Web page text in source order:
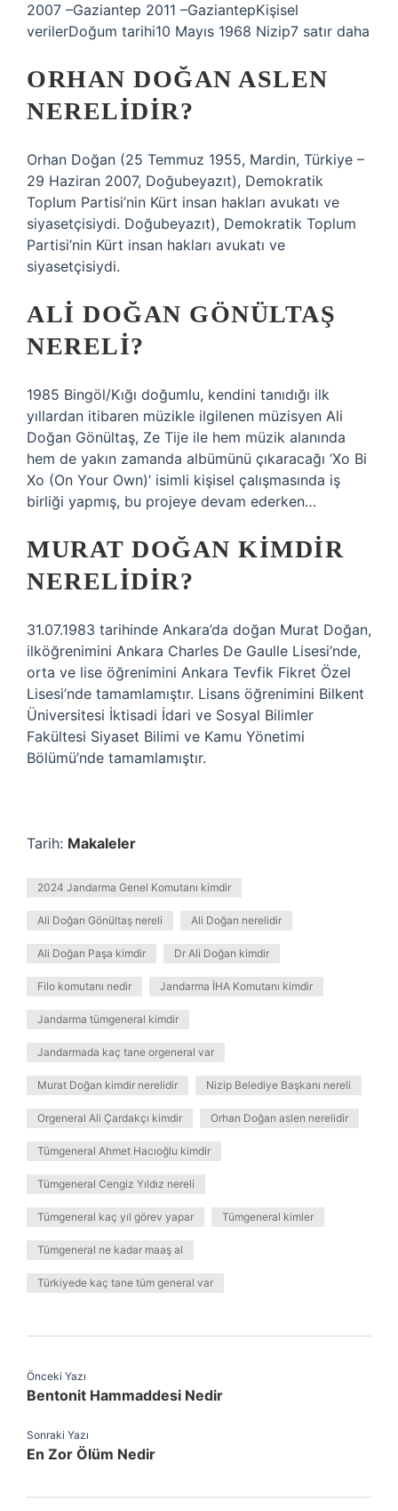
2007 –Gaziantep 2011 –GaziantepKişisel
verilerDoğum tarihi10 Mayıs 1968 Nizip7 satır daha
ORHAN DOĞAN ASLEN
NERELIDIR?
Orhan Doğan (25 Temmuz 1955, Mardin, Türkiye –
29 Haziran 2007, Doğubeyazıt), Demokratik
Toplum Partisi’nin Kürt insan hakları avukatı ve
siyasetçisiydi. Doğubeyazıt), Demokratik Toplum
Partisi’nin Kürt insan hakları avukatı ve
siyasetçisiydi.
ALI DOĞAN GÖNÜLTAŞ
NERELI?
1985 Bingöl/Kığı doğumlu, kendini tanıdığı ilk
yıllardan itibaren müzikle ilgilenen müzisyen Ali
Doğan Gönültaş, Ze Tije ile hem müzik alanında
hem de yakın zamanda albümünü çıkaracağı ‘Xo Bi
Xo (On ​​​​​​​​Your Own)’ isimli kişisel çalışmasında iş
birliği yapmış, bu projeye devam ederken…
MURAT DOĞAN KIMDIR
NERELIDIR?
31.07.1983 tarihinde Ankara’da doğan Murat Doğan,
ilköğrenimini Ankara Charles De Gaulle Lisesi’nde,
orta ve lise öğrenimini Ankara Tevfik Fikret Özel
Lisesi’nde tamamlamıştır. Lisans öğrenimini Bilkent
Üniversitesi İktisadi İdari ve Sosyal Bilimler
Fakültesi Siyaset Bilimi ve Kamu Yönetimi
Bölümü’nde tamamlamıştır.
Tarih: Makaleler
2024 Jandarma Genel Komutanı kimdir
Ali Doğan Gönültaş nereli Ali Doğan nerelidir
Ali Doğan Paşa kimdir Dr Ali Doğan kimdir
Filo komutanı nedir Jandarma İHA Komutanı kimdir
Jandarma tümgeneral kimdir
Jandarmada kaç tane orgeneral var
Murat Doğan kimdir nerelidir Nizip Belediye Başkanı nereli
Orgeneral Ali Çardakçı kimdir Orhan Doğan aslen nerelidir
Tümgeneral Ahmet Hacıoğlu kimdir
Tümgeneral Cengiz Yıldız nereli
Tümgeneral kaç yıl görev yapar Tümgeneral kimler
Tümgeneral ne kadar maaş al
Türkiyede kaç tane tüm general var
Önceki Yazı
Bentonit Hammaddesi Nedir
Sonraki Yazı
En Zor Ölüm Nedir